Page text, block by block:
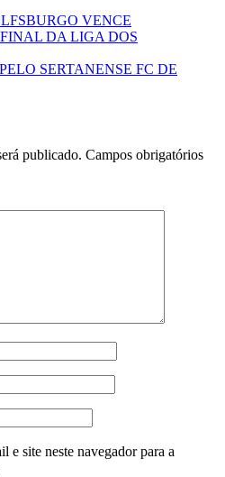
VENCE
DA LIGA DOS
SERTANENSE FC DE
publicado. Campos obrigatórios
e site neste navegador para a